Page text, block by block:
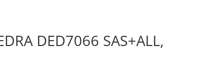
DED7066 SAS+ALL,